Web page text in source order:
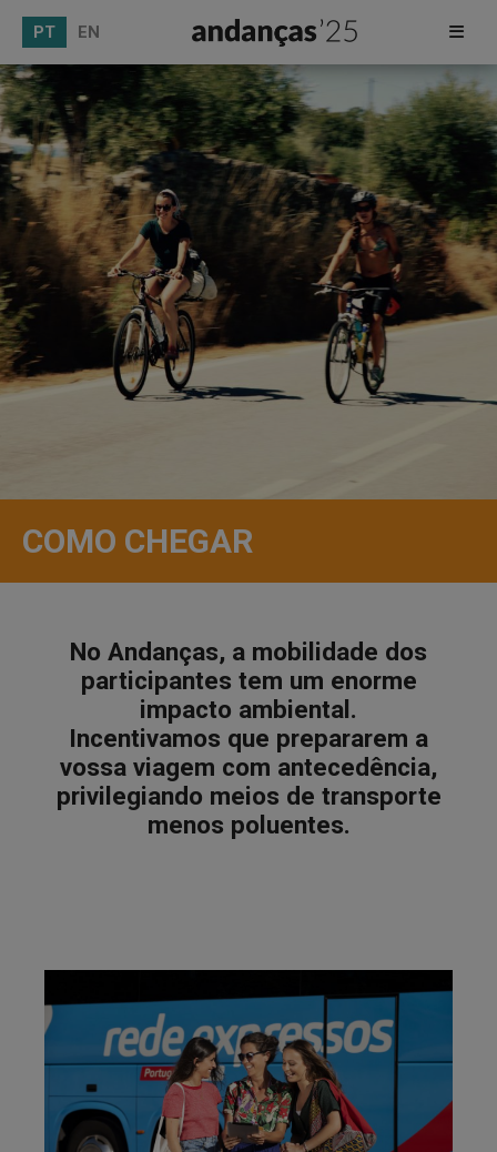
PT EN
COMO CHEGAR
No Andanças, a mobilidade dos
participantes tem um enorme
impacto ambiental.
Incentivamos que prepararem a
vossa viagem com antecedência,
privilegiando meios de transporte
menos poluentes.